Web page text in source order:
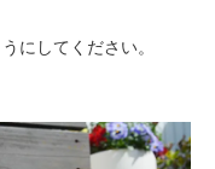
にしてください。